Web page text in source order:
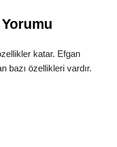
katar. Efgan
bazı özellikleri vardır.